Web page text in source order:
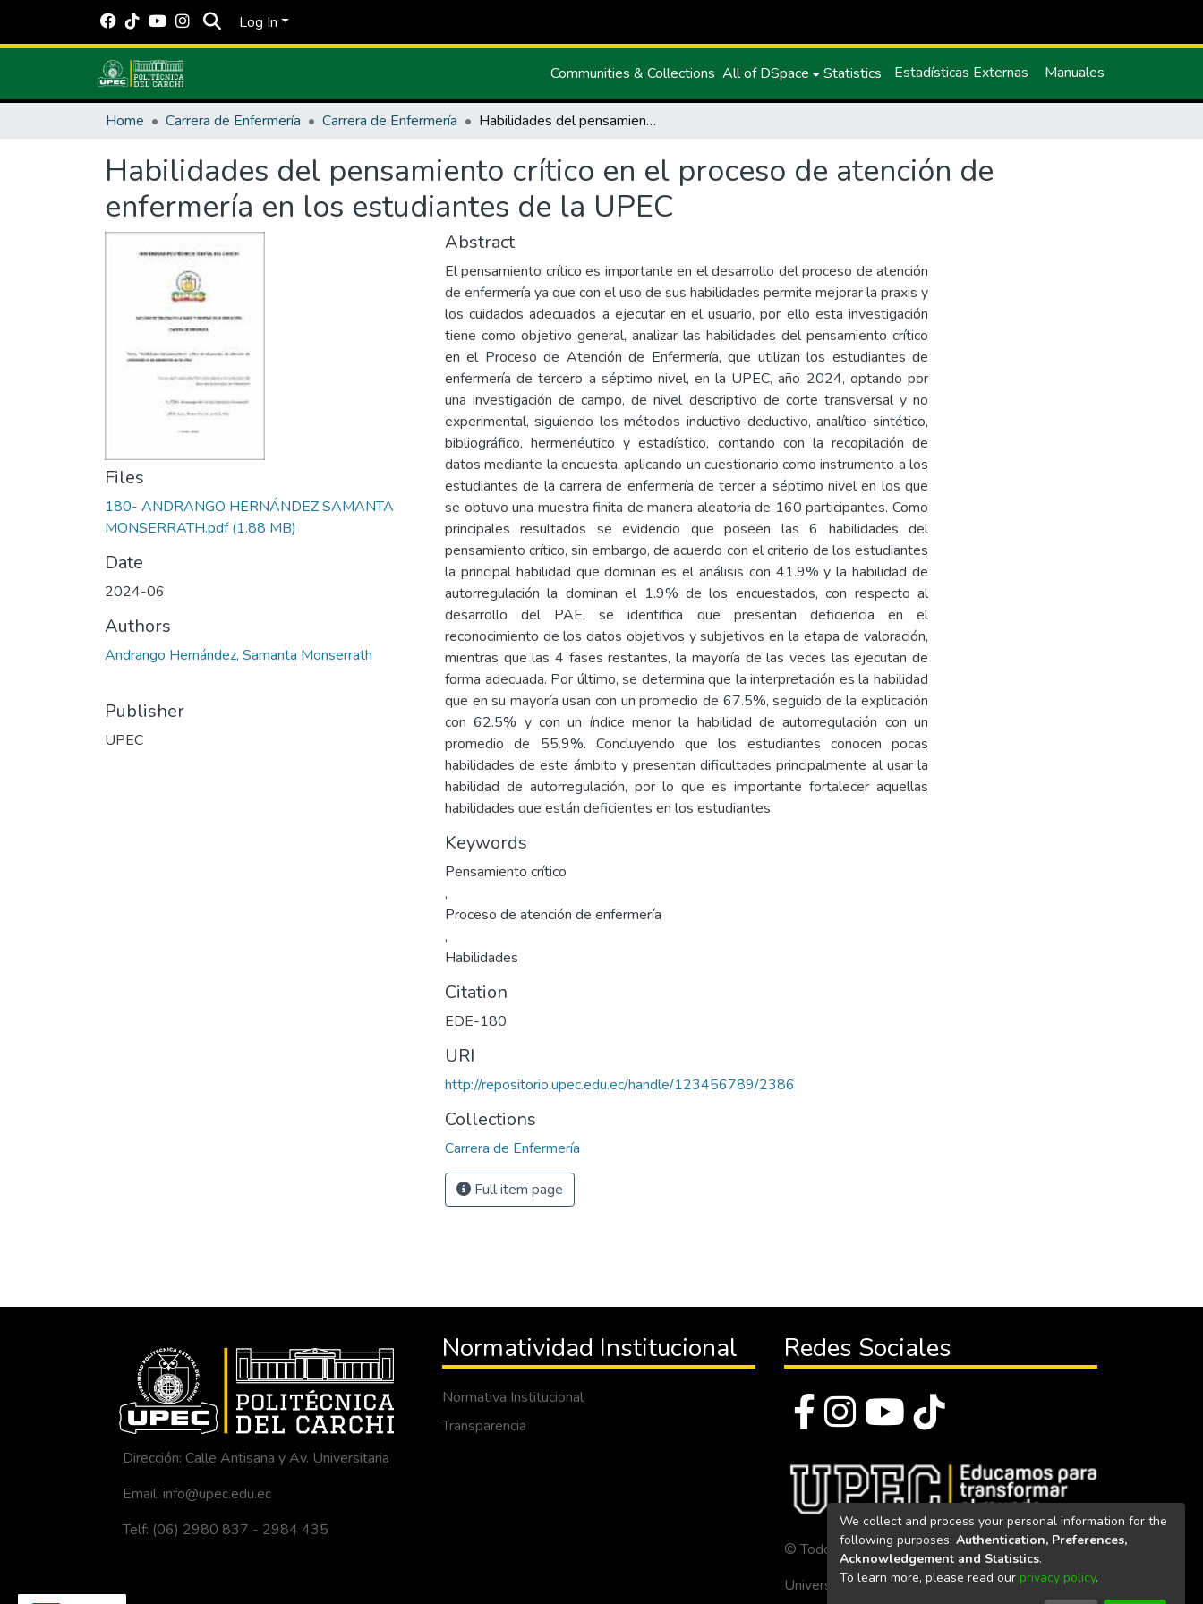
Log In
Communities & Collections All of DSpace Statistics Estadísticas Externas Manuales
Home Carrera de Enfermería Carrera de Enfermería Habilidades del pensamiento crítico en el proceso de atención de enfermería en los estudiantes de la UPEC
Habilidades del pensamiento crítico en el proceso de atención de
enfermería en los estudiantes de la UPEC
Files
180- ANDRANGO HERNÁNDEZ SAMANTA
MONSERRATH.pdf(1.88 MB)
Date
2024-06
Authors
Andrango Hernández, Samanta Monserrath
Publisher
UPEC
Abstract
El pensamiento crítico es importante en el desarrollo del proceso de atención
de enfermería ya que con el uso de sus habilidades permite mejorar la praxis y
los cuidados adecuados a ejecutar en el usuario, por ello esta investigación
tiene como objetivo general, analizar las habilidades del pensamiento crítico
en el Proceso de Atención de Enfermería, que utilizan los estudiantes de
enfermería de tercero a séptimo nivel, en la UPEC, año 2024, optando por
una investigación de campo, de nivel descriptivo de corte transversal y no
experimental, siguiendo los métodos inductivo-deductivo, analítico-sintético,
bibliográfico, hermenéutico y estadístico, contando con la recopilación de
datos mediante la encuesta, aplicando un cuestionario como instrumento a los
estudiantes de la carrera de enfermería de tercer a séptimo nivel en los que
se obtuvo una muestra finita de manera aleatoria de 160 participantes. Como
principales resultados se evidencio que poseen las 6 habilidades del
pensamiento crítico, sin embargo, de acuerdo con el criterio de los estudiantes
la principal habilidad que dominan es el análisis con 41.9% y la habilidad de
autorregulación la dominan el 1.9% de los encuestados, con respecto al
desarrollo del PAE, se identifica que presentan deficiencia en el
reconocimiento de los datos objetivos y subjetivos en la etapa de valoración,
mientras que las 4 fases restantes, la mayoría de las veces las ejecutan de
forma adecuada. Por último, se determina que la interpretación es la habilidad
que en su mayoría usan con un promedio de 67.5%, seguido de la explicación
con 62.5% y con un índice menor la habilidad de autorregulación con un
promedio de 55.9%. Concluyendo que los estudiantes conocen pocas
habilidades de este ámbito y presentan dificultades principalmente al usar la
habilidad de autorregulación, por lo que es importante fortalecer aquellas
habilidades que están deficientes en los estudiantes.
Keywords
Pensamiento crítico
,
Proceso de atención de enfermería
,
Habilidades
Citation
EDE-180
URI
http://repositorio.upec.edu.ec/handle/123456789/2386
Collections
Carrera de Enfermería
Full item page
Dirección: Calle Antisana y Av. Universitaria
Email: info@upec.edu.ec
Telf: (06) 2980 837 - 2984 435
Normatividad Institucional
Normativa Institucional
Transparencia
Redes Sociales
© Todos los derechos reservados 2023
Universidad Politécnica Estatal del Carchi
We collect and process your personal information for the
following purposes: Authentication, Preferences,
Acknowledgement and Statistics.
To learn more, please read our privacy policy.